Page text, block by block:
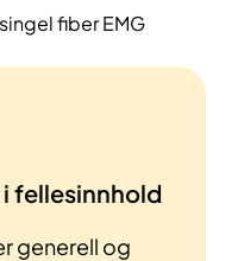
fiber EMG
fellesinnhold
generell og